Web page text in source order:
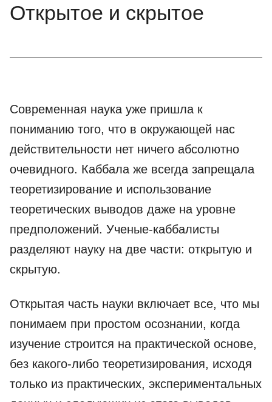
Открытое и скрытое
Современная наука уже пришла к
пониманию того, что в окружающей нас
действительности нет ничего абсолютно
очевидного. Каббала же всегда запрещала
теоретизирование и использование
теоретических выводов даже на уровне
предположений. Ученые-каббалисты
разделяют науку на две части: открытую и
скрытую.
Открытая часть науки включает все, что мы
понимаем при простом осознании, когда
изучение строится на практической основе,
без какого-либо теоретизирования, исходя
только из практических, экспериментальных